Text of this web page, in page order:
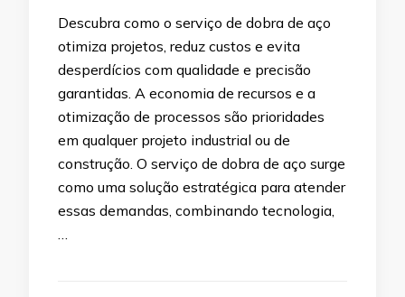
Descubra como o serviço de dobra de aço
otimiza projetos, reduz custos e evita
desperdícios com qualidade e precisão
garantidas. A economia de recursos e a
otimização de processos são prioridades
em qualquer projeto industrial ou de
construção. O serviço de dobra de aço surge
como uma solução estratégica para atender
essas demandas, combinando tecnologia,
…